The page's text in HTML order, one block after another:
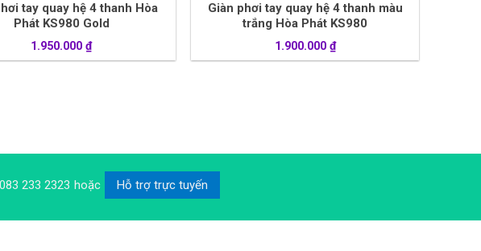
tay quay hệ 4 thanh Hòa
Phát KS980 Gold
1.950.000₫
Giàn phơi tay quay hệ 4 thanh màu
trắng Hòa Phát KS980
1.900.000 ₫
233 2323 hoặc Hỗ trợ trực tuyến